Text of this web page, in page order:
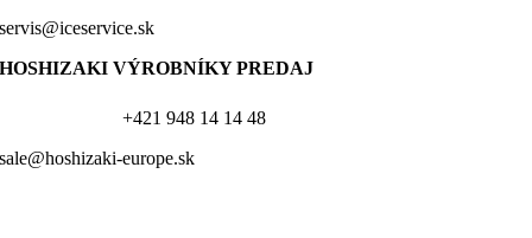
servis@iceservice.sk
HOSHIZAKI VÝROBNÍKY PREDAJ
+421 948 14 14 48
sale@hoshizaki-europe.sk